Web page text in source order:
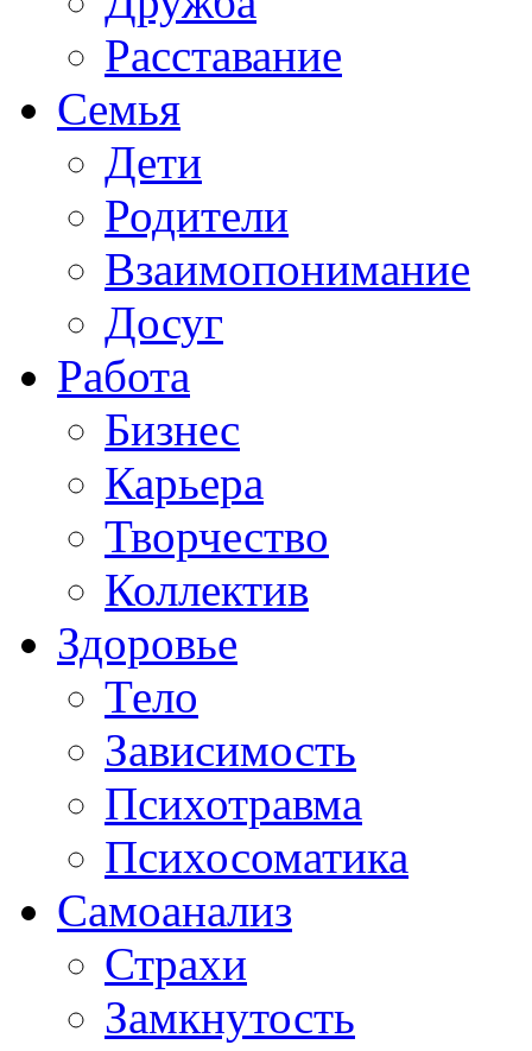
Расставание
Семья
Дети
Родители
Взаимопонимание
Досуг
Работа
Бизнес
Карьера
Творчество
Коллектив
Здоровье
Тело
Зависимость
Психотравма
Психосоматика
Самоанализ
Страхи
Замкнутость